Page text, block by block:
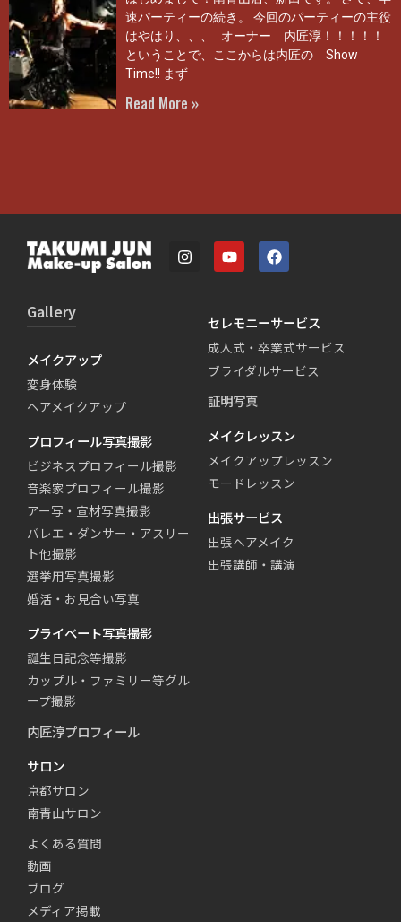
速パーティーの続き。 今回のパーティーの主役
はやはり、、、 オーナー 内匠淳！！！！！
ということで、ここからは内匠の Show
Time!! まず
Read More »
Gallery
メイクアップ
変身体験
ヘアメイクアップ
プロフィール写真撮影
ビジネスプロフィール撮影
音楽家プロフィール撮影
アー写・宣材写真撮影
バレエ・ダンサー・アスリー
ト他撮影
選挙用写真撮影
婚活・お見合い写真
プライベート写真撮影
誕生日記念等撮影
カップル・ファミリー等グル
ープ撮影
セレモニーサービス
成人式・卒業式サービス
ブライダルサービス
証明写真
メイクレッスン
メイクアップレッスン
モードレッスン
出張サービス
出張ヘアメイク
出張講師・講演
内匠淳プロフィール
サロン
京都サロン
南青山サロン
よくある質問
動画
ブログ
メディア掲載